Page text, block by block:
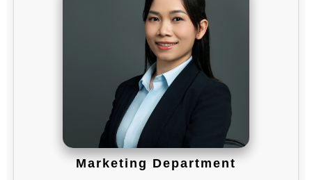
Marketing Department